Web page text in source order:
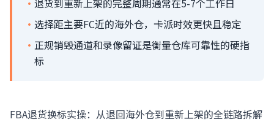
· 退货到重新上架的完整周期通常在5-7个工作日
· 选择距主要FC近的海外仓，卡派时效更快且稳定
· 正规销毁通道和录像留证是衡量仓库可靠性的硬指
标
FBA退货换标实操：从退回海外仓到重新上架的全链路拆解